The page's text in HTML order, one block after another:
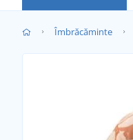
Îmbrăcăminte